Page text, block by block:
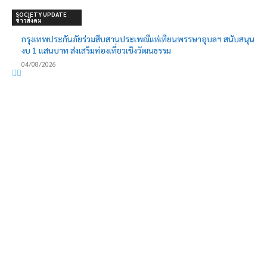
SOCIETY UPDATE
ข่าวสังคม
กรุงเทพประกันภัยร่วมสืบสานประเพณีแห่เทียนพรรษาอุบลฯ สนับสนุน
งบ 1 แสนบาท ส่งเสริมท่องเที่ยวเชิงวัฒนธรรม
04/08/2026